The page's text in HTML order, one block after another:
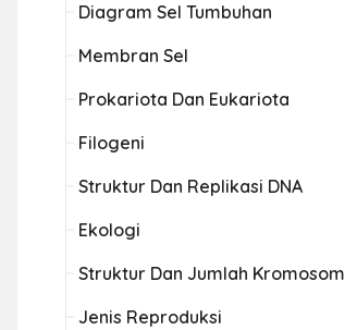
Diagram Sel Tumbuhan
Membran Sel
Prokariota Dan Eukariota
Filogeni
Struktur Dan Replikasi DNA
Ekologi
Struktur Dan Jumlah Kromosom
Jenis Reproduksi